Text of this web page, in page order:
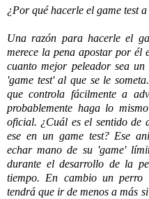
¿Por qué hacerle el game test
Una razón para hacerle el
merece la pena apostar por él
cuanto mejor peleador sea
'game test' al que se le
que controla fácilmente a
probablemente haga lo
oficial. ¿Cuál es el sentido de
ese en un game test? Ese
echar mano de su 'game'
durante el desarrollo de la
tiempo. En cambio un perro
tendrá que ir de menos a más